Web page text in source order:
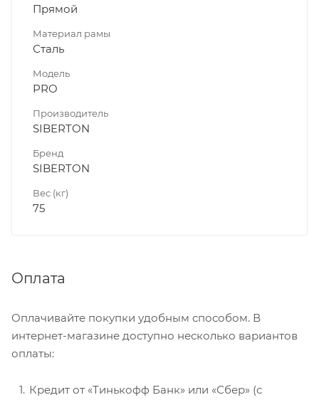
Прямой
Материал рамы
Сталь
Модель
PRO
Производитель
SIBERTON
Бренд
SIBERTON
Вес (кг)
75
Оплата
Оплачивайте покупки удобным способом. В
интернет-магазине доступно несколько вариантов
оплаты:
Кредит от «Тинькофф Банк» или «Сбер» (с